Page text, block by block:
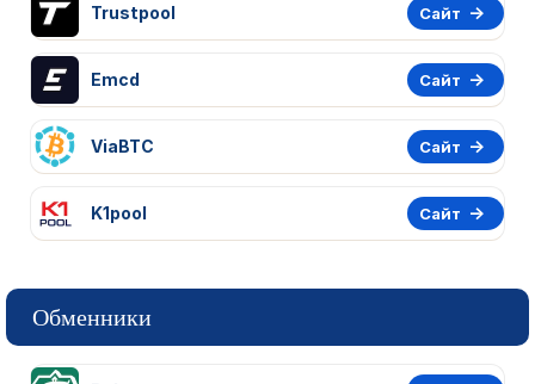
Trustpool Сайт
Emcd Сайт
ViaBTC Сайт
K1pool Сайт
Обменники